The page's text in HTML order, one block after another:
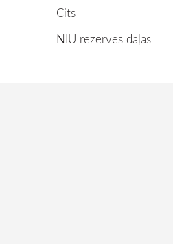
Cits
NIU rezerves daļas